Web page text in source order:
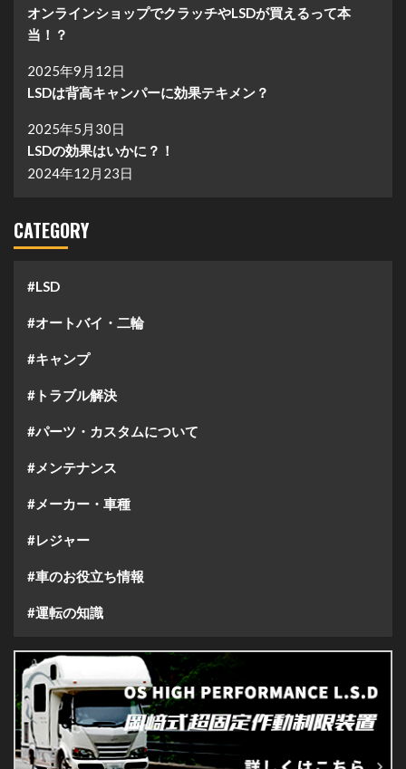
ー
ジ
送
り
オンラインショップでクラッチやLSDが買えるって本
当！？
2025年9月12日
LSDは背高キャンパーに効果テキメン？
2025年5月30日
LSDの効果はいかに？！
2024年12月23日
CATEGORY
#LSD
#オートバイ・二輪
#キャンプ
#トラブル解決
#パーツ・カスタムについて
#メンテナンス
#メーカー・車種
#レジャー
#車のお役立ち情報
#運転の知識